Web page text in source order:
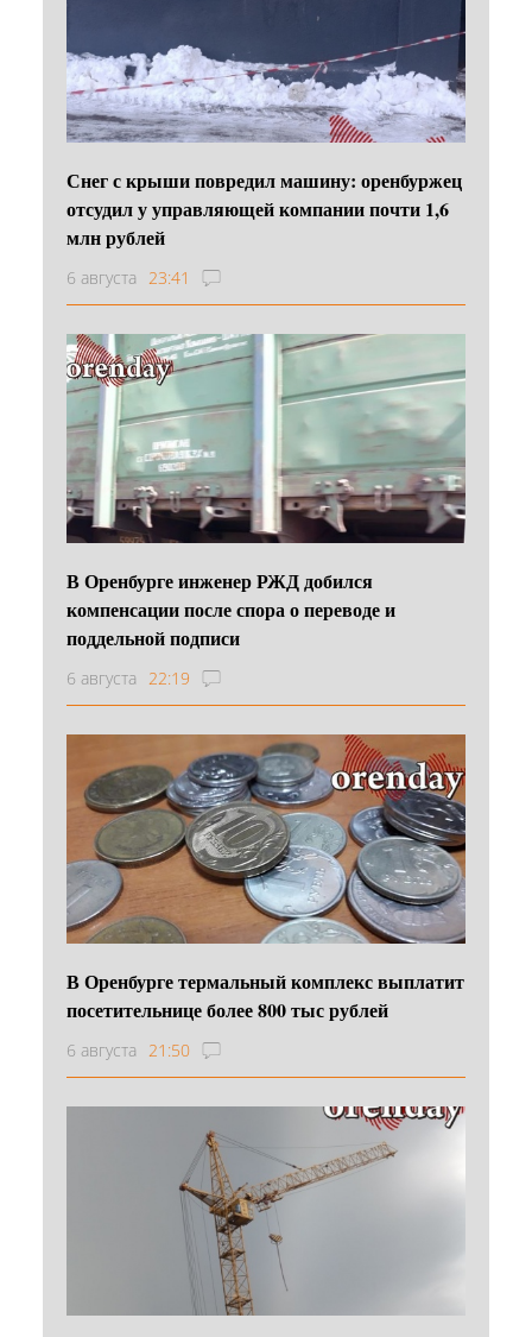
Снег с крыши повредил машину: оренбуржец
отсудил у управляющей компании почти 1,6
млн рублей
6 августа 23:41
В Оренбурге инженер РЖД добился
компенсации после спора о переводе и
поддельной подписи
6 августа 22:19
В Оренбурге термальный комплекс выплатит
посетительнице более 800 тыс рублей
6 августа 21:50